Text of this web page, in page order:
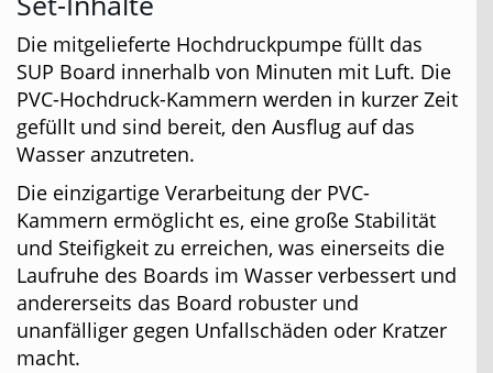
Die mitgelieferte Hochdruckpumpe füllt das
SUP Board innerhalb von Minuten mit Luft. Die
PVC-Hochdruck-Kammern werden in kurzer Zeit
gefüllt und sind bereit, den Ausflug auf das
Wasser anzutreten.
Die einzigartige Verarbeitung der PVC-
Kammern ermöglicht es, eine große Stabilität
und Steifigkeit zu erreichen, was einerseits die
Laufruhe des Boards im Wasser verbessert und
andererseits das Board robuster und
unanfälliger gegen Unfallschäden oder Kratzer
macht.